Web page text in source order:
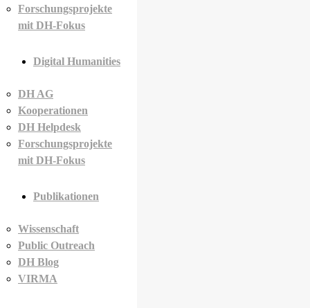
Forschungsprojekte
mit DH-Fokus
Digital Humanities
DH AG
Kooperationen
DH Helpdesk
Forschungsprojekte
mit DH-Fokus
Publikationen
Wissenschaft
Public Outreach
DH Blog
VIRMA